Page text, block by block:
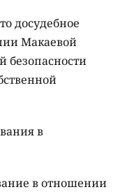
досудебное
Макаевой
безопасности
в
в отношении